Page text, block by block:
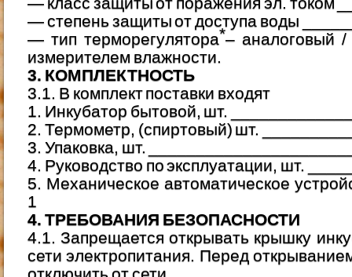
— степень защиты от доступа воды
— тип терморегулятора*– аналоговый
измерителем влажности.
3. КОМПЛЕКТНОСТЬ
3.1. В комплект поставки входят
1. Инкубатор бытовой, шт.
2. Термометр, (спиртовый) шт.
3. Упаковка, шт.
4. Руководство по эксплуатации, шт.
5. Механическое автоматическое
1
4. ТРЕБОВАНИЯ БЕЗОПАСНОСТИ
4.1. Запрещается открывать крышку
сети электропитания. Перед